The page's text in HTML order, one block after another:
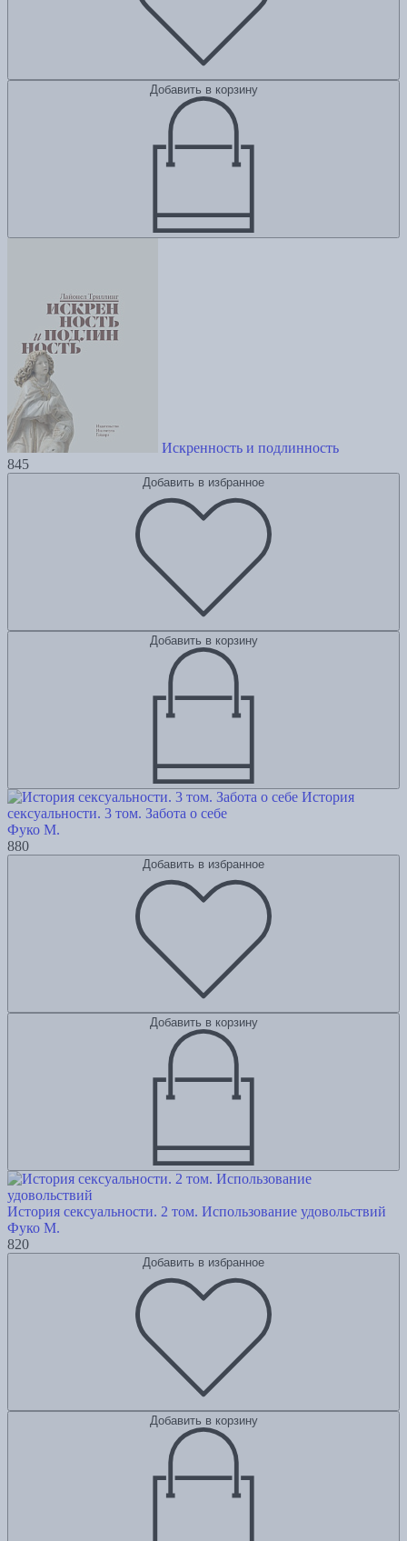
Добавить в корзину
Искренность и подлинность
845
Добавить в избранное
Добавить в корзину
История
сексуальности. 3 том. Забота о себе
Фуко М.
880
Добавить в избранное
Добавить в корзину
История сексуальности. 2 том. Использование удовольствий
Фуко М.
820
Добавить в избранное
Добавить в корзину